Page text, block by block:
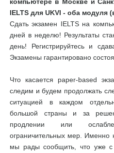
IELTS для UKVI - оба модуля
Сдать экзамен IELTS на
дней в неделю! Результаты
день! Регистрируйтесь и
Экзамены гарантировано
Что касается paper-based
следим и будем продолжать
ситуацией в каждом
большой страны и за
продлении или
ограничительных мер. Именно
мы рады сообщить, что уже